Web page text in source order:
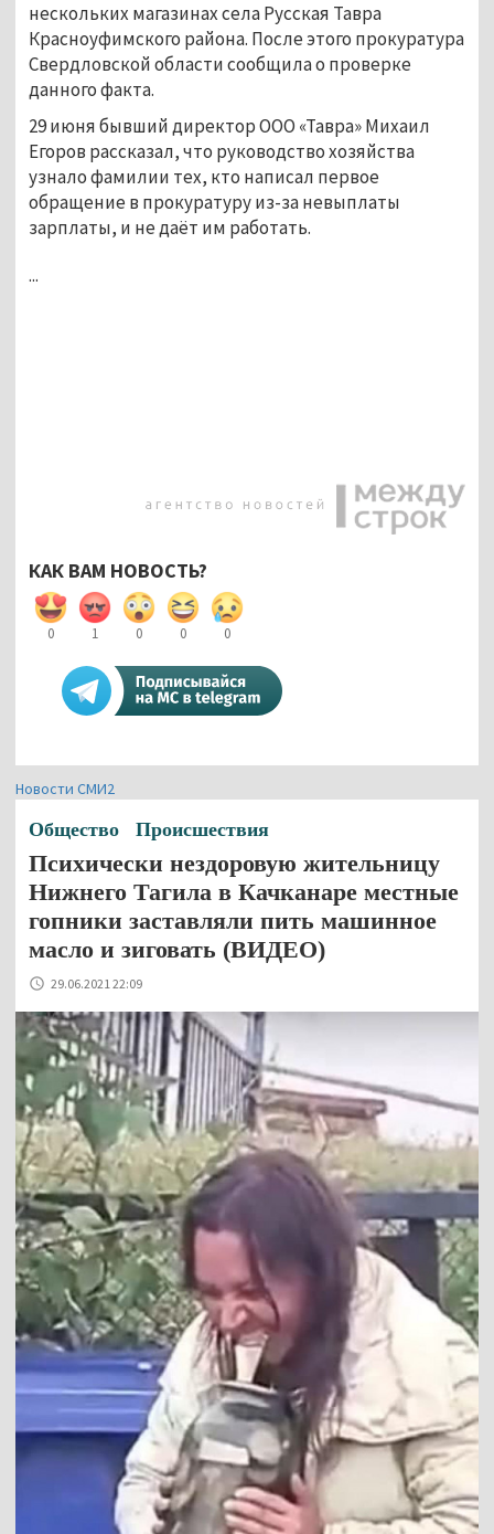
нескольких магазинах села Русская Тавра
Красноуфимского района. После этого прокуратура
Свердловской области сообщила о проверке
данного факта.
29 июня бывший директор ООО «Тавра» Михаил
Егоров рассказал, что руководство хозяйства
узнало фамилии тех, кто написал первое
обращение в прокуратуру из-за невыплаты
зарплаты, и не даёт им работать.
...
КАК ВАМ НОВОСТЬ?
0 1 0 0 0
Новости СМИ2
Общество Происшествия
Психически нездоровую жительницу
Нижнего Тагила в Качканаре местные
гопники заставляли пить машинное
масло и зиговать (ВИДЕО)
29.06.2021 22:09